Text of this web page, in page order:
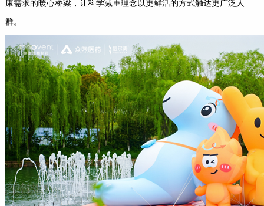
康需求的暖心桥梁，让科学减重理念以更鲜活的方式触达更广泛人
群。